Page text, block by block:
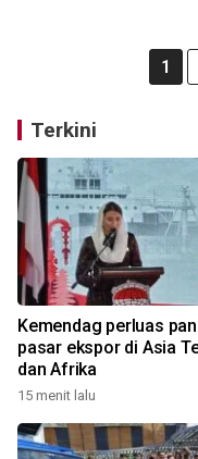
1
Terkini
Kemendag perluas
pasar ekspor di Asia
dan Afrika
15 menit lalu